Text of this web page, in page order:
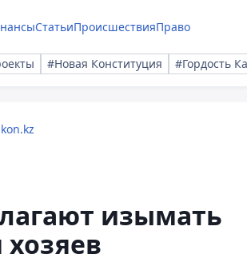
СтатьиПроисшествияПраво
#Новая Конституция #Гордость
изымать